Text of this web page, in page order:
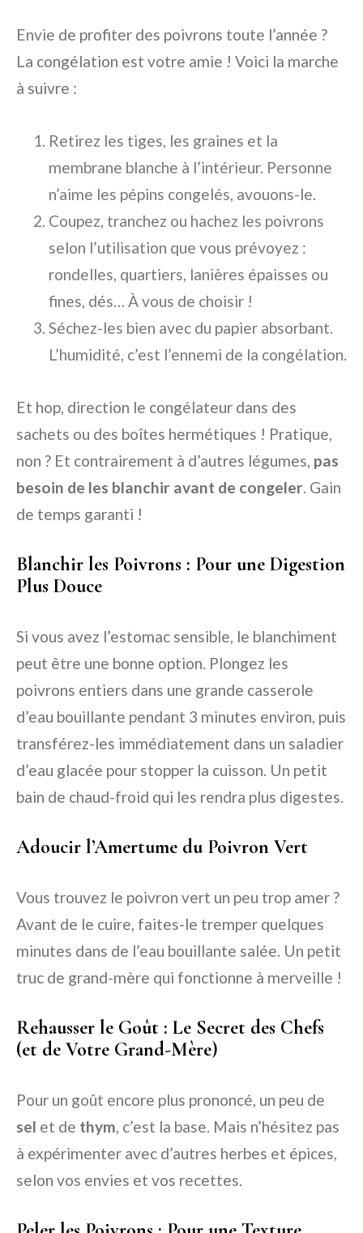
Envie de profiter des poivrons toute l’année ?
La congélation est votre amie ! Voici la marche
à suivre :
Retirez les tiges, les graines et la
membrane blanche à l’intérieur. Personne
n’aime les pépins congelés, avouons-le.
Coupez, tranchez ou hachez les poivrons
selon l’utilisation que vous prévoyez :
rondelles, quartiers, lanières épaisses ou
fines, dés… À vous de choisir !
Séchez-les bien avec du papier absorbant.
L’humidité, c’est l’ennemi de la congélation.
Et hop, direction le congélateur dans des
sachets ou des boîtes hermétiques ! Pratique,
non ? Et contrairement à d’autres légumes, pas
besoin de les blanchir avant de congeler. Gain
de temps garanti !
Blanchir les Poivrons : Pour une Digestion
Plus Douce
Si vous avez l’estomac sensible, le blanchiment
peut être une bonne option. Plongez les
poivrons entiers dans une grande casserole
d’eau bouillante pendant 3 minutes environ, puis
transférez-les immédiatement dans un saladier
d’eau glacée pour stopper la cuisson. Un petit
bain de chaud-froid qui les rendra plus digestes.
Adoucir l’Amertume du Poivron Vert
Vous trouvez le poivron vert un peu trop amer ?
Avant de le cuire, faites-le tremper quelques
minutes dans de l’eau bouillante salée. Un petit
truc de grand-mère qui fonctionne à merveille !
Rehausser le Goût : Le Secret des Chefs
(et de Votre Grand-Mère)
Pour un goût encore plus prononcé, un peu de
sel et de thym, c’est la base. Mais n’hésitez pas
à expérimenter avec d’autres herbes et épices,
selon vos envies et vos recettes.